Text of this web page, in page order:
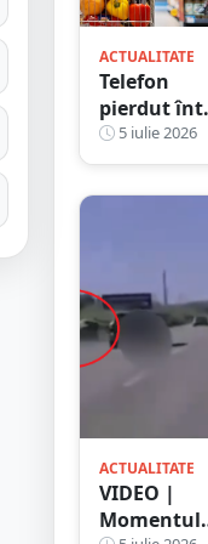
ACTUALITATE
Telefon
pierdut
un
din Satu
bărbat.
Identificat
în timp
record, ce
5 iulie 2026
ACTUALITATE
VIDEO |
Momentul